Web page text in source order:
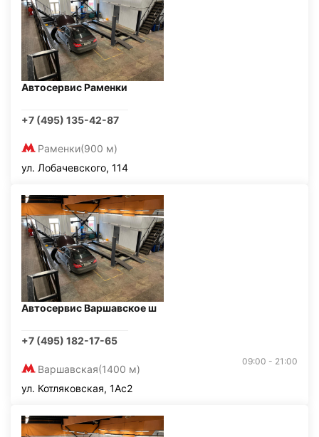
Автосервис Раменки
+7 (495) 135-42-87
Раменки(900 м)
ул. Лобачевского, 114
Автосервис Варшавское ш
+7 (495) 182-17-65
Варшавская(1400 м)
09:00 - 21:00
ул. Котляковская, 1Ас2